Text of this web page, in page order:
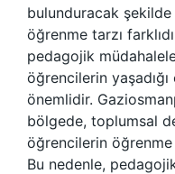
bulunduracak
öğrenme tarzı
pedagojik
öğrencilerin
önemlidir.
bölgede, toplumsal
öğrencilerin
Bu nedenle,